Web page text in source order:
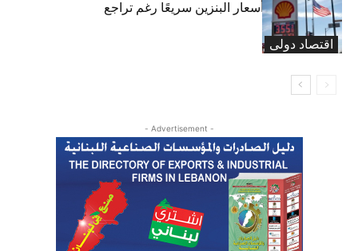
اقتصاد دولی
لماذا لا تنخفض أسعار البنزين سريعًا رغم تراجع
النفط؟
- Advertisement -